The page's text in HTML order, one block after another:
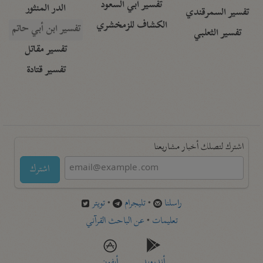
تفسير السمرقندي
تفسير الثعلبي
تفسير أبي السعود
الكشاف للزمخشري
الدر المنثور
تفسير ابن أبي حاتم
تفسير مقاتل
تفسير قتادة
اشترك لتصلك أخبار مشاريعنا
اشترك
راسلنا •تليجرام •تويتر
تعليمات •عن الباحث القرآني